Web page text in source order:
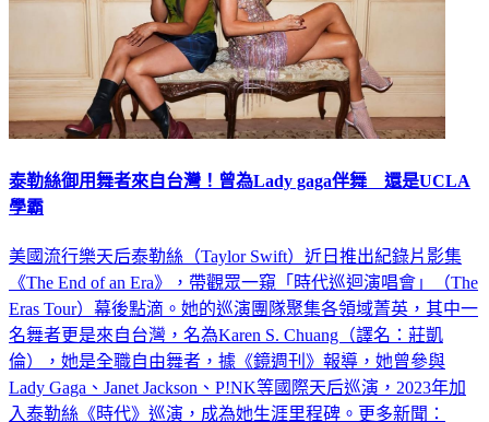
泰勒絲御用舞者來自台灣！曾為Lady gaga伴舞 還是UCLA
學霸
美國流行樂天后泰勒絲（Taylor Swift）近日推出紀錄片影集
《The End of an Era》，帶觀眾一窺「時代巡迴演唱會」（The
Eras Tour）幕後點滴。她的巡演團隊聚集各領域菁英，其中一
名舞者更是來自台灣，名為Karen S. Chuang（譯名：莊凱
倫），她是全職自由舞者，據《鏡週刊》報導，她曾參與
Lady Gaga、Janet Jackson、P!NK等國際天后巡演，2023年加
入泰勒絲《時代》巡演，成為她生涯里程碑。更多新聞：